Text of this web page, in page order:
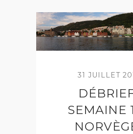
31 JUILLET
SEMAINE